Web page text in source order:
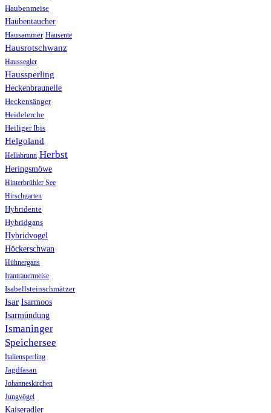
Haubenmeise
Haubentaucher
Hausammer Hausente
Hausrotschwanz
Haussegler
Haussperling
Heckenbraunelle
Heckensänger
Heidelerche
Heiliger Ibis
Helgoland
Hellabrunn Herbst
Heringsmöwe
Hinterbrühler See
Hirschgarten
Hybridente
Hybridgans
Hybridvogel
Höckerschwan
Hühnergans
Irantrauermeise
Isabellsteinschmätzer
Isar Isarmoos
Isarmündung
Ismaninger
Speichersee
Italiensperling
Jagdfasan
Johanneskirchen
Jungvögel
Kaiseradler